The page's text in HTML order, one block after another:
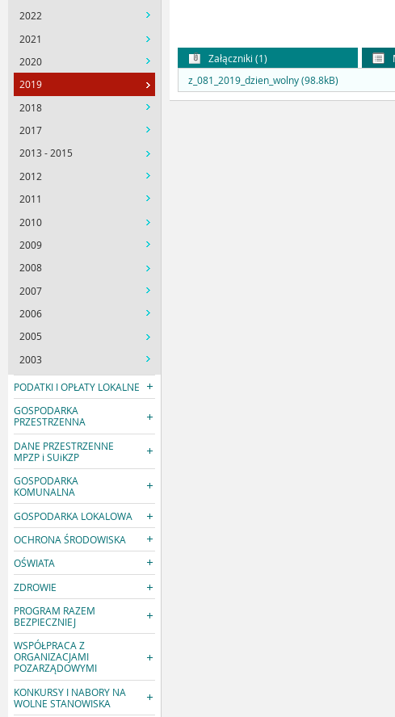
2022
2021
2020
2019
2018
2017
2013 - 2015
2012
2011
2010
2009
2008
2007
2006
2005
2003
PODATKI I OPŁATY LOKALNE
GOSPODARKA
PRZESTRZENNA
DANE PRZESTRZENNE
MPZP i SUiKZP
GOSPODARKA
KOMUNALNA
GOSPODARKA LOKALOWA
OCHRONA ŚRODOWISKA
OŚWIATA
ZDROWIE
PROGRAM RAZEM
BEZPIECZNIEJ
WSPÓŁPRACA Z
ORGANIZACJAMI
POZARZĄDOWYMI
KONKURSY I NABORY NA
WOLNE STANOWISKA
Załączniki (1)
z_081_2019_dzien_wolny (98.8kB)